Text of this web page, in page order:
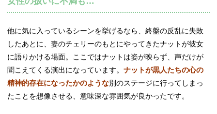
他に気に入っているシーンを挙げるなら、終盤の反乱に失敗
したあとに、妻のチェリーのもとにやってきたナットが彼女
に語りかける場面。ここではナットは姿が映らず、声だけが
聞こえてくる演出になっています。 ナットが黒人たちの心の
精神的存在になったかのような別のステージに行ってしまっ
たことを想像させる、意味深な雰囲気が良かったです。